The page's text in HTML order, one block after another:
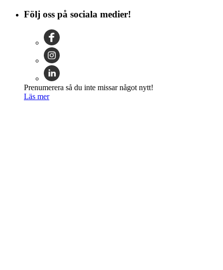
Följ oss på sociala medier!
Prenumerera så du inte missar något nytt!
Läs mer